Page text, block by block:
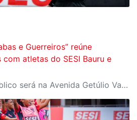
e Guerreiros” reúne
atletas do SESI Bauru e
Evento aberto ao público será na Avenida Getúlio Vargas, no domingo, 16, às 9h, com revelação do novo uniforme da equipe